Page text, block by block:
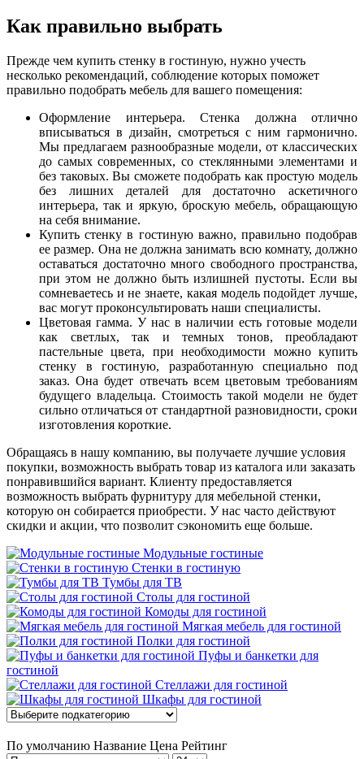
Как правильно выбрать
Прежде чем купить стенку в гостиную, нужно учесть
несколько рекомендаций, соблюдение которых поможет
правильно подобрать мебель для вашего помещения:
Оформление интерьера. Стенка должна отлично
вписываться в дизайн, смотреться с ним гармонично.
Мы предлагаем разнообразные модели, от классических
до самых современных, со стеклянными элементами и
без таковых. Вы сможете подобрать как простую модель
без лишних деталей для достаточно аскетичного
интерьера, так и яркую, броскую мебель, обращающую
на себя внимание.
Купить стенку в гостиную важно, правильно подобрав
ее размер. Она не должна занимать всю комнату, должно
оставаться достаточно много свободного пространства,
при этом не должно быть излишней пустоты. Если вы
сомневаетесь и не знаете, какая модель подойдет лучше,
вас могут проконсультировать наши специалисты.
Цветовая гамма. У нас в наличии есть готовые модели
как светлых, так и темных тонов, преобладают
пастельные цвета, при необходимости можно купить
стенку в гостиную, разработанную специально под
заказ. Она будет отвечать всем цветовым требованиям
будущего владельца. Стоимость такой модели не будет
сильно отличаться от стандартной разновидности, сроки
изготовления короткие.
Обращаясь в нашу компанию, вы получаете лучшие условия
покупки, возможность выбрать товар из каталога или заказать
понравившийся вариант. Клиенту предоставляется
возможность выбрать фурнитуру для мебельной стенки,
которую он собирается приобрести. У нас часто действуют
скидки и акции, что позволит сэкономить еще больше.
Модульные гостиные
Стенки в гостиную
Тумбы для ТВ
Столы для гостиной
Комоды для гостиной
Мягкая мебель для гостиной
Полки для гостиной
Пуфы и банкетки для
гостиной
Стеллажи для гостиной
Шкафы для гостиной
По умолчанию Название Цена Рейтинг